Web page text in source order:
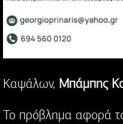
Καψάλων, Μπάμπης
Το πρόβλημα αφορά το